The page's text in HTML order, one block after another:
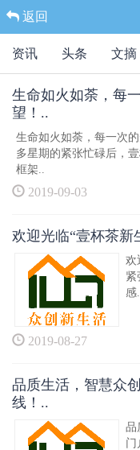
返回
资讯 头条 文摘
生命如火如荼，每
望！..
生命如火如荼，每一次
多星期的紧张忙碌后，
框架..
2019-09-03
欢迎光临“壹杯茶新
欢
紧
感
2019-08-27
品质生活，智慧众
线！..
品
门